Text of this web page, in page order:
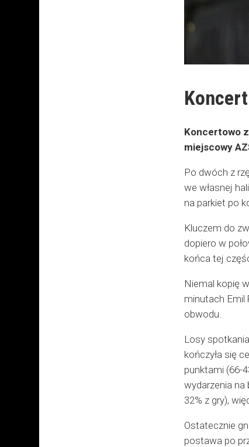
Koncertowo
miejscowy
Po dwóch z
we własnej
na parkiet po
Kluczem do
dopiero w
końca tej
Niemal kopię
minutach Emil
obwodu.
Losy
kończyła się
punktami (66-
wydarzenia na
32% z gry),
Ostatecznie
postawa po